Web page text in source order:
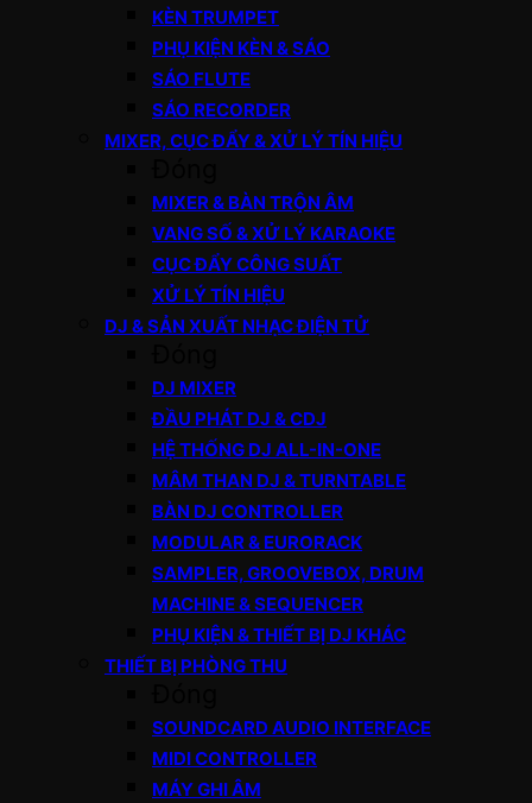
KÈN TRUMPET
PHỤ KIỆN KÈN & SÁO
SÁO FLUTE
SÁO RECORDER
MIXER, CỤC ĐẨY & XỬ LÝ TÍN HIỆU
MIXER & BÀN TRỘN ÂM
VANG SỐ & XỬ LÝ KARAOKE
CỤC ĐẨY CÔNG SUẤT
XỬ LÝ TÍN HIỆU
DJ & SẢN XUẤT NHẠC ĐIỆN TỬ
DJ MIXER
ĐẦU PHÁT DJ & CDJ
HỆ THỐNG DJ ALL-IN-ONE
MÂM THAN DJ & TURNTABLE
BÀN DJ CONTROLLER
MODULAR & EURORACK
SAMPLER, GROOVEBOX, DRUM
MACHINE & SEQUENCER
PHỤ KIỆN & THIẾT BỊ DJ KHÁC
THIẾT BỊ PHÒNG THU
SOUNDCARD AUDIO INTERFACE
MIDI CONTROLLER
MÁY GHI ÂM